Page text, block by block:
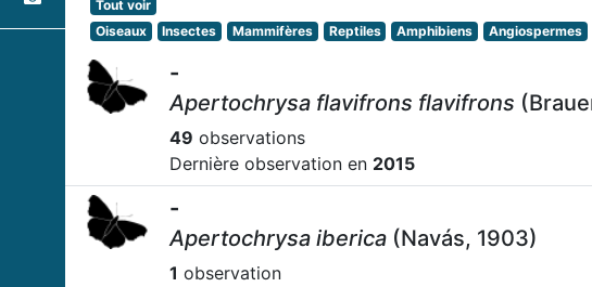
Tout voir
Oiseaux
Insectes Mammifères Reptiles Amphibiens Angiospermes
-
Apertochrysa flavifrons flavifrons
49 observations
Dernière observation en 2015
-
Apertochrysa iberica (Navás, 1903)
1 observation